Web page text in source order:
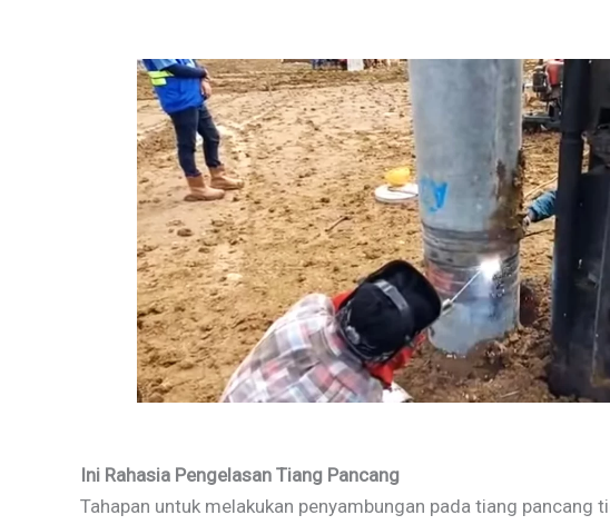
Ini Rahasia Pengelasan Tiang Pancang
Tahapan untuk melakukan penyambungan pada tiang